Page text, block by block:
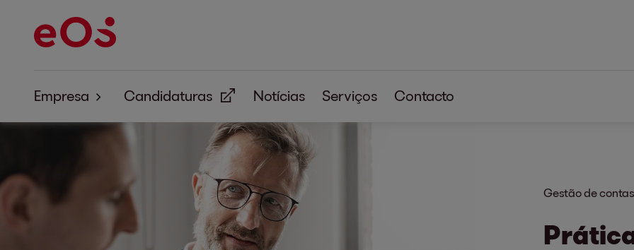
Empresa
Responsabilidade Empresarial
Candidaturas Notícias Serviços Contacto
Gestão de